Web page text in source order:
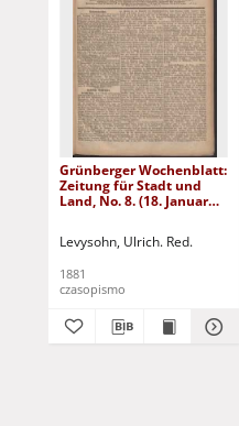
Grünberger Wochenblatt:
Zeitung für Stadt und
Land, No. 8. (18. Januar
Levysohn, Ulrich. Red.
1881
czasopismo